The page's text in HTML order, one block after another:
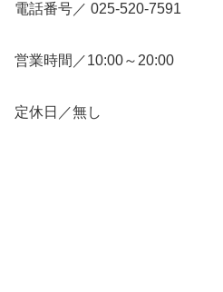
電話番号／ 025-520-7591
営業時間／10:00～20:00
定休日／無し